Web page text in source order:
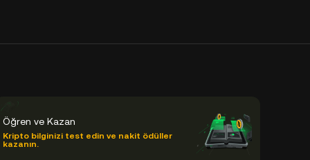
Öğren ve Kazan
Kripto bilginizi test edin ve nakit ödüller
kazanın.